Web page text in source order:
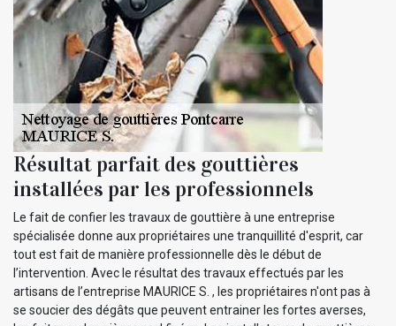
Résultat parfait des gouttières
installées par les professionnels
Le fait de confier les travaux de gouttière à une entreprise
spécialisée donne aux propriétaires une tranquillité d'esprit, car
tout est fait de manière professionnelle dès le début de
l’intervention. Avec le résultat des travaux effectués par les
artisans de l’entreprise MAURICE S. , les propriétaires n'ont pas à
se soucier des dégâts que peuvent entrainer les fortes averses,